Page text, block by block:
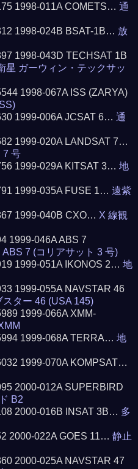
1998-011A COMETS…通
1998-024B BSAT-1B… 放
1998-043D TECHSAT 1B
星 ガーウィン・テックサッ
1998-067A ISS (ZARYA)
1999-006A JCSAT 6…通
1999-020A LANDSAT 7…
7 号
1999-029A KITSAT 3…地
1999-035A FUSE 1…遠紫
1999-040B CXO… X 線観
1999-046A ABS 7
ABS 7 (コリアサット 3 号)
1999-051A IKONOS 2…地
1999-055A NAVSTAR 46
スター 46 (USA 145)
1999-066A XMM-
1999-068A TERRA…地
1999-070A KOMPSAT…
2000-012A SUPERBIRD
B2
2000-016B INSAT 3B… 多
2000-022A GOES 11…静止
2000-025A NAVSTAR 47